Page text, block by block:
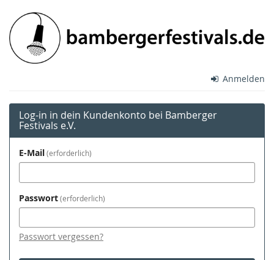
Zum
Haupt-
Inhalt
springen
Bamberger
Festivals
e.V.
Anmelden
Log-in in dein Kundenkonto bei Bamberger
Festivals e.V.
E-Mail erforderlich
Passwort erforderlich
Passwort vergessen?